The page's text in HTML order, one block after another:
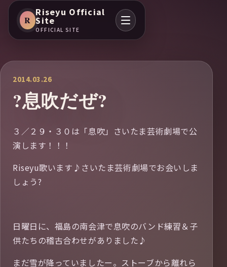
R
Riseyu Official
Site
OFFICIAL SITE
2014.03.26
?息吹だぜ?
３／２９・３０は「息吹」さいたま芸術劇場で公
演します！！！
Riseyu歌います♪さいたま芸術劇場でお会いしま
しょう?
日曜日に、福島の南会津で息吹のバンド練習＆子
供たちの稽古合わせがありました♪
まだ雪が降っていましたー。ストーブから離れら